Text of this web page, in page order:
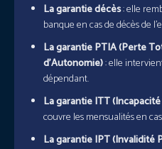
La garantie décès: elle
banque en cas de décès de
La garantie PTIA (Perte
d’Autonomie): elle
dépendant.
La garantie ITT
couvre les mensualités en
La garantie IPT (Invalidité